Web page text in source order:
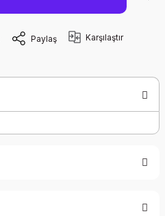
Paylaş Karşılaştır